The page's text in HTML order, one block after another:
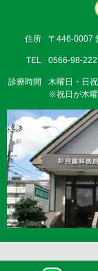
住所 〒446-0007
TEL 0566-98-
診療時間
木曜日・日祝
※祝日が木曜